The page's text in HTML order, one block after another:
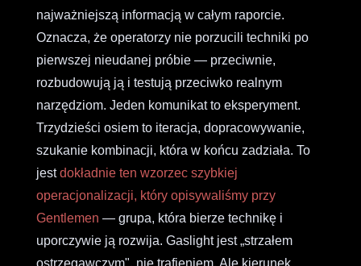
najważniejszą informacją w całym raporcie.
Oznacza, że operatorzy nie porzucili techniki po
pierwszej nieudanej próbie — przeciwnie,
rozbudowują ją i testują przeciwko realnym
narzędziom. Jeden komunikat to eksperyment.
Trzydzieści osiem to iteracja, dopracowywanie,
szukanie kombinacji, która w końcu zadziała. To
jestdokładnie ten wzorzec szybkiej
operacjonalizacji, który opisywaliśmy przy
Gentlemen — grupa, która bierze technikę i
uporczywie ją rozwija. Gaslight jest „strzałem
ostrzegawczym", nie trafieniem. Ale kierunek